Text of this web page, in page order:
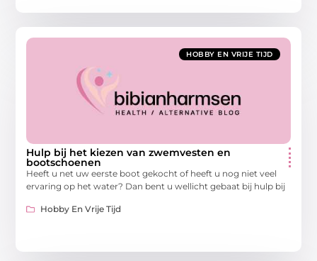
HOBBY EN VRIJE TIJD
Hulp bij het kiezen van zwemvesten en
bootschoenen
Heeft u net uw eerste boot gekocht of heeft u nog niet veel
ervaring op het water? Dan bent u wellicht gebaat bij hulp bij
Hobby En Vrije Tijd